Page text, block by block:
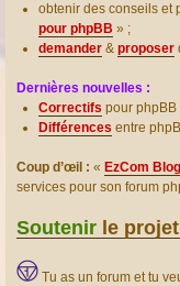
obtenir des conseils et
pour phpBB » ;
demander & proposer
Dernières nouvelles :
Correctifs pour phpBB
Différences entre
Coup d’œil : « EzCom Blog
services pour son forum
Soutenir le
Tu as un forum et tu